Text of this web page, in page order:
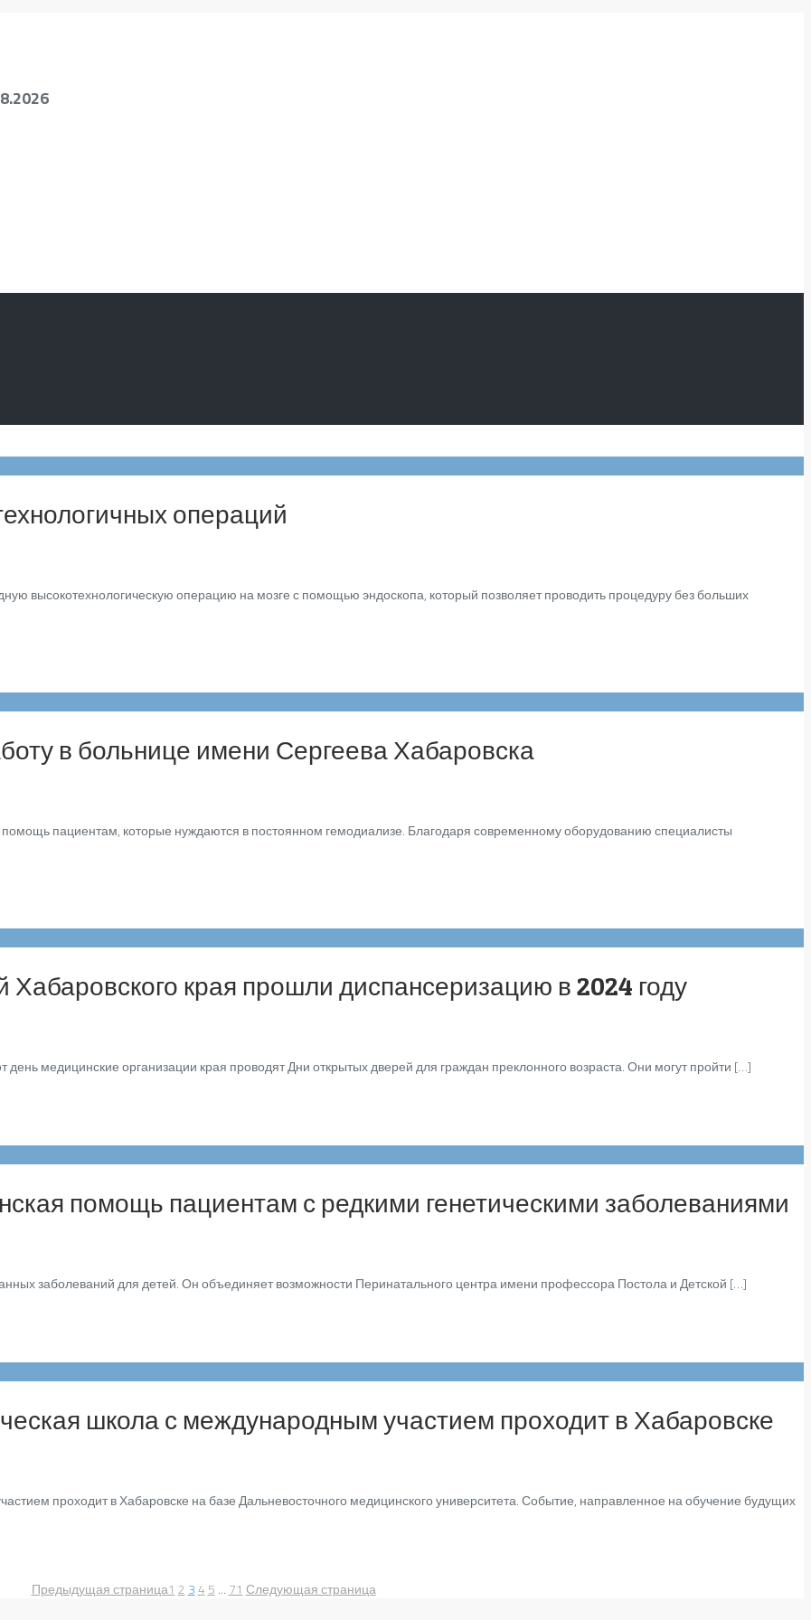
операций
высокотехнологическую операцию на мозге с помощью эндоскопа, который позволяет проводить процедуру без больших
в больнице имени Сергеева Хабаровска
пациентам, которые нуждаются в постоянном гемодиализе. Благодаря современному оборудованию специалисты
края прошли диспансеризацию в 2024 году
медицинские организации края проводят Дни открытых дверей для граждан преклонного возраста. Они могут пройти […]
помощь пациентам с редкими генетическими заболеваниями
заболеваний для детей. Он объединяет возможности Перинатального центра имени профессора Постола и Детской […]
школа с международным участием проходит в Хабаровске
проходит в Хабаровске на базе Дальневосточного медицинского университета. Событие, направленное на обучение будущих
Предыдущая страница1 2 34 5 ... 71 Следующая страница